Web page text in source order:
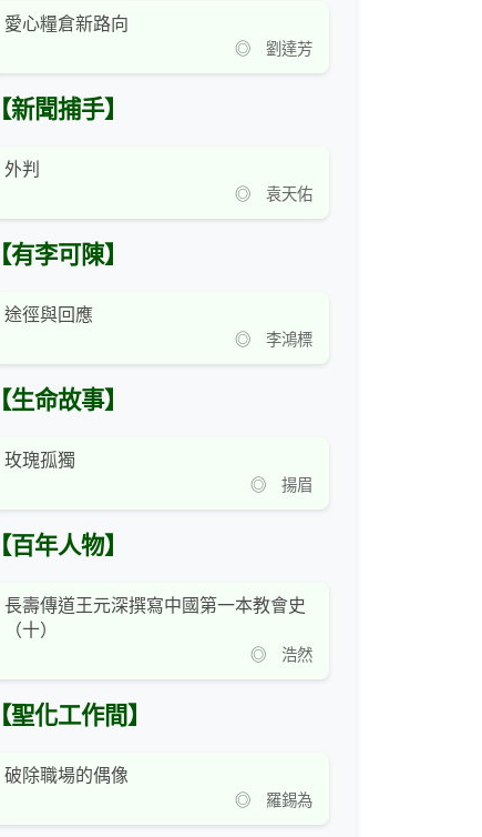
愛心糧倉新路向
◎ 劉達芳
【新聞捕手】
外判
◎ 袁天佑
【有李可陳】
途徑與回應
◎ 李鴻標
【生命故事】
玫瑰孤獨
◎ 揚眉
【百年人物】
長壽傳道王元深撰寫中國第一本教會史
（十）
◎ 浩然
【聖化工作間】
破除職場的偶像
◎ 羅錫為